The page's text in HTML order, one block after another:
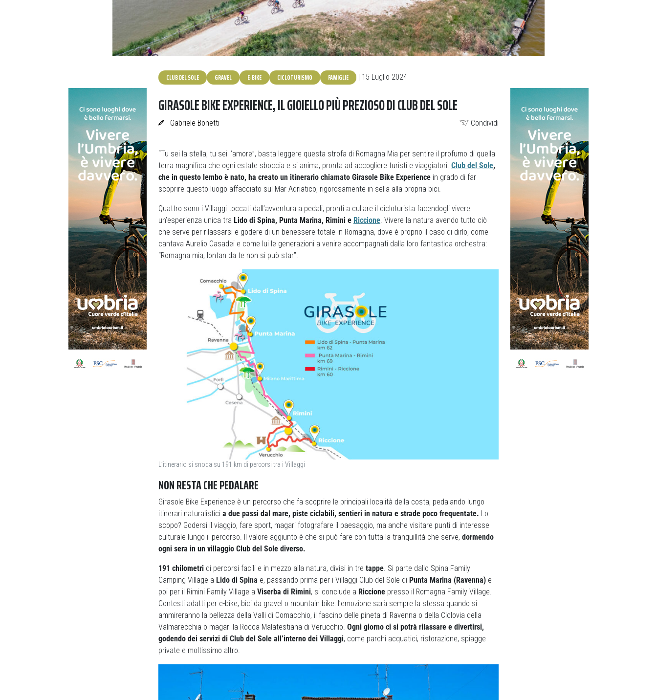
CLUB DEL SOLE GRAVEL E-BIKE CICLOTURISMO FAMIGLIE | 15 Luglio 2024
GIRASOLE BIKE EXPERIENCE, IL GIOIELLO PIÙ PREZIOSO DI CLUB DEL SOLE
Gabriele Bonetti Condividi
“Tu sei la stella, tu sei l’amore”, basta leggere questa strofa di Romagna Mia per sentire il profumo di quella
terra magnifica che ogni estate sboccia e si anima, pronta ad accogliere turisti e viaggiatori. Club del Sole,
che in questo lembo è nato, ha creato un itinerario chiamato Girasole Bike Experience in grado di far
scoprire questo luogo affacciato sul Mar Adriatico, rigorosamente in sella alla propria bici.
Quattro sono i Villaggi toccati dall’avventura a pedali, pronti a cullare il cicloturista facendogli vivere
un’esperienza unica tra Lido di Spina, Punta Marina, Rimini e Riccione. Vivere la natura avendo tutto ciò
che serve per rilassarsi e godere di un benessere totale in Romagna, dove è proprio il caso di dirlo, come
cantava Aurelio Casadei e come lui le generazioni a venire accompagnati dalla loro fantastica orchestra:
“Romagna mia, lontan da te non si può star”.
L’itinerario si snoda su 191 km di percorsi tra i Villaggi
NON RESTA CHE PEDALARE
Girasole Bike Experience è un percorso che fa scoprire le principali località della costa, pedalando lungo
itinerari naturalistici a due passi dal mare, piste ciclabili, sentieri in natura e strade poco frequentate. Lo
scopo? Godersi il viaggio, fare sport, magari fotografare il paesaggio, ma anche visitare punti di interesse
culturale lungo il percorso. Il valore aggiunto è che si può fare con tutta la tranquillità che serve, dormendo
ogni sera in un villaggio Club del Sole diverso.
191 chilometri di percorsi facili e in mezzo alla natura, divisi in tre tappe . Si parte dallo Spina Family
Camping Village a Lido di Spina e, passando prima per i Villaggi Club del Sole di Punta Marina (Ravenna) e
poi per il Rimini Family Village a Viserba di Rimini, si conclude a Riccione presso il Romagna Family Village.
Contesti adatti per e-bike, bici da gravel o mountain bike: l’emozione sarà sempre la stessa quando si
ammireranno la bellezza della Valli di Comacchio, il fascino delle pineta di Ravenna o della Ciclovia della
Valmarecchia o magari la Rocca Malatestiana di Verucchio. Ogni giorno ci si potrà rilassare e divertirsi,
godendo dei servizi di Club del Sole all’interno dei Villaggi, come parchi acquatici, ristorazione, spiagge
private e moltissimo altro.